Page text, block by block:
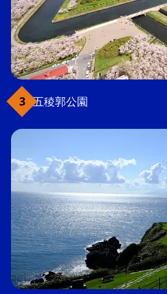
五稜郭公園